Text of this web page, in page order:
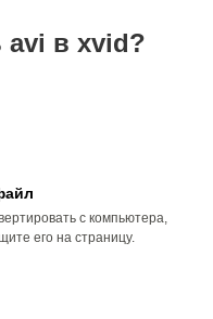
avi в xvid?
с компьютера,
его на страницу.